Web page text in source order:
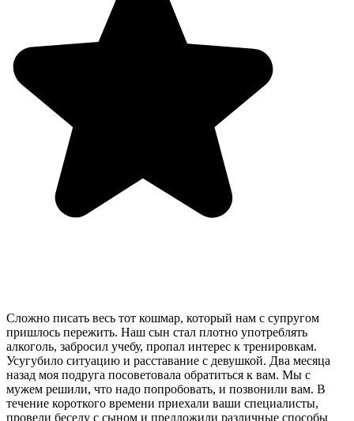
Сложно писать весь тот кошмар, который нам с супругом
пришлось пережить. Наш сын стал плотно употреблять
алкоголь, забросил учебу, пропал интерес к тренировкам.
Усугубило ситуацию и расставание с девушкой. Два месяца
назад моя подруга посоветовала обратиться к вам. Мы с
мужем решили, что надо попробовать, и позвонили вам. В
течение короткого времени приехали ваши специалисты,
провели беседу с сыном и предложили различные способы